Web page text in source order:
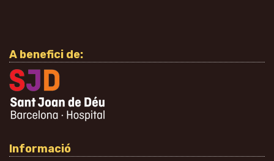
A benefici de:
Informació